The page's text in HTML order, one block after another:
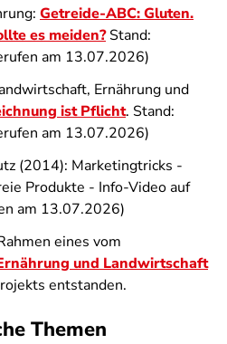
Getreide-ABC: Gluten.
es meiden?Stand:
am 13.07.2026)
Ernährung und
ist Pflicht. Stand:
am 13.07.2026)
(2014): Marketingtricks -
Produkte - Info-Video auf
am 13.07.2026)
eines vom
und Landwirtschaft
entstanden.
Themen